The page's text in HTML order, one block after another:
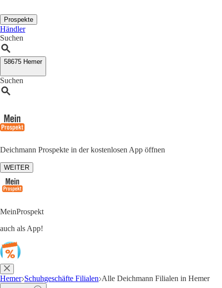
Prospekte
Händler
Suchen
58675 Hemer
Suchen
Deichmann Prospekte in der kostenlosen App öffnen
WEITER
MeinProspekt
auch als App!
Hemer Schuhgeschäfte Filialen Alle Deichmann Filialen in Hemer